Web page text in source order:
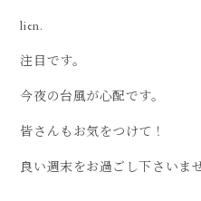
lien.
注目です。
今夜の台風が心配です。
皆さんもお気をつけて！
良い週末をお過ごし下さいませ